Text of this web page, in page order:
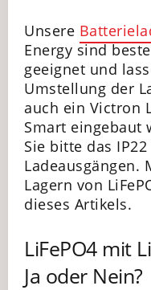
Unsere
Energy sind
geeignet und
Umstellung der
auch ein Victron
Smart eingebaut
Sie bitte das
Ladeausgängen.
Lagern von
dieses Artikels.
LiFePO4 mit
Ja oder Nein?